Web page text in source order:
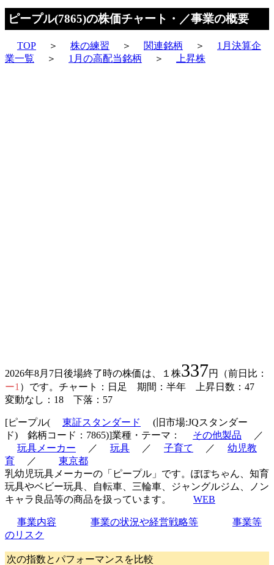
ピープル(7865)の株価チャート・／事業の概要
TOP ＞ 株の練習 ＞ 関連銘柄 ＞
1月決算企
業一覧
＞ 1月の高配当銘柄 ＞ 上昇株
2026年8月7日後場終了時の株価は、１株337円（前日比：
ー1 ）です。チャート：日足 期間：半年 上昇日数：47
変動なし：18 下落：57
[ピープル( 東証スタンダード
(旧市場:JQスタンダー
ド) 銘柄コード：7865)]業種・テーマ：
その他製品
／
玩具メーカー
／ 玩具 ／ 子育て ／
幼児教
育
／
東京都
乳幼児玩具メーカーの「ピープル」です。ぽぽちゃん、知育
玩具やベビー玩具、自転車、三輪車、ジャングルジム、ノン
キャラ良品等の商品を扱っています。
WEB
事業内容 事業の状況や経営戦略等
事業等
のリスク
次の指数とパフォーマンスを比較